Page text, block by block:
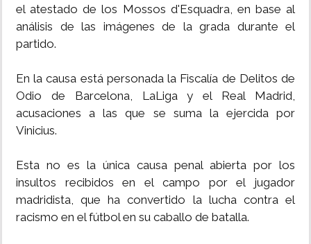
el atestado de los Mossos d'Esquadra, en base al
análisis de las imágenes de la grada durante el
partido.
En la causa está personada la Fiscalía de Delitos de
Odio de Barcelona, LaLiga y el Real Madrid,
acusaciones a las que se suma la ejercida por
Vinicius.
Esta no es la única causa penal abierta por los
insultos recibidos en el campo por el jugador
madridista, que ha convertido la lucha contra el
racismo en el fútbol en su caballo de batalla.